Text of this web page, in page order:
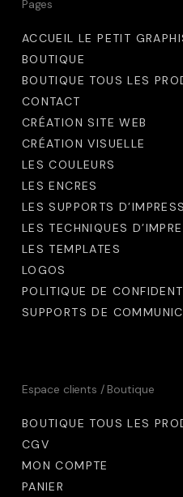
peuvent
choisies
sur
la
page
du
produit
Pages
ACCUEIL LE PETIT
BOUTIQUE
BOUTIQUE TOUS LES
CONTACT
CRÉATION SITE WEB
CRÉATION VISUELLE
LES COULEURS
LES ENCRES
LES SUPPORTS
LES TECHNIQUES
LES TEMPLATES
LOGOS
POLITIQUE DE
SUPPORTS DE
Espace clients / Boutique
BOUTIQUE TOUS LES
CGV
MON COMPTE
PANIER